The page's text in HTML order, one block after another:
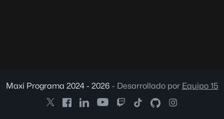
Maxi Programa 2024 - 2026 - Desarrollado por Equipo 15